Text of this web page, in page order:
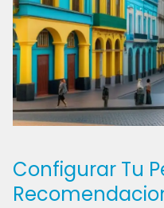
Configurar Tu